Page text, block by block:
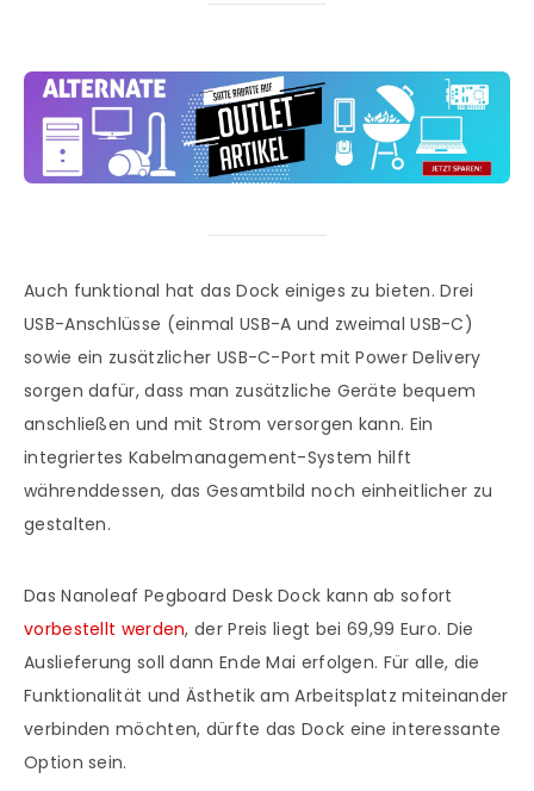
Auch funktional hat das Dock einiges zu bieten. Drei
USB-Anschlüsse (einmal USB-A und zweimal USB-C)
sowie ein zusätzlicher USB-C-Port mit Power Delivery
sorgen dafür, dass man zusätzliche Geräte bequem
anschließen und mit Strom versorgen kann. Ein
integriertes Kabelmanagement-System hilft
währenddessen, das Gesamtbild noch einheitlicher zu
gestalten.
Das Nanoleaf Pegboard Desk Dock kann ab sofort
vorbestellt werden, der Preis liegt bei 69,99 Euro. Die
Auslieferung soll dann Ende Mai erfolgen. Für alle, die
Funktionalität und Ästhetik am Arbeitsplatz miteinander
verbinden möchten, dürfte das Dock eine interessante
Option sein.